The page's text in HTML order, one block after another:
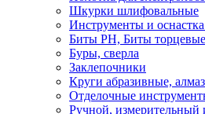
Шкурки шлифовальные
Инструменты и
Биты PH, Биты
Буры, сверла
Заклепочники
Круги абразивные,
Отделочные
Ручной, измерительный